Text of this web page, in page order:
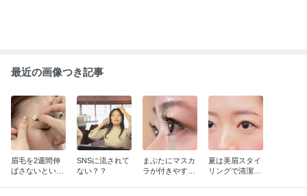
最近の画像つき記事
眉毛を2週間伸
ばさないといけ
SNSに流されて
ない？？
まぶたにマスカ
ラが付きやすい
夏は美眉スタイ
リングで清潔感